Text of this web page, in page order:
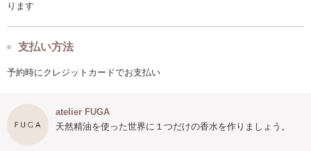
ります
支払い方法
予約時にクレジットカードでお支払い
atelier FUGA
天然精油を使った世界に１つだけの香水を作りましょう。